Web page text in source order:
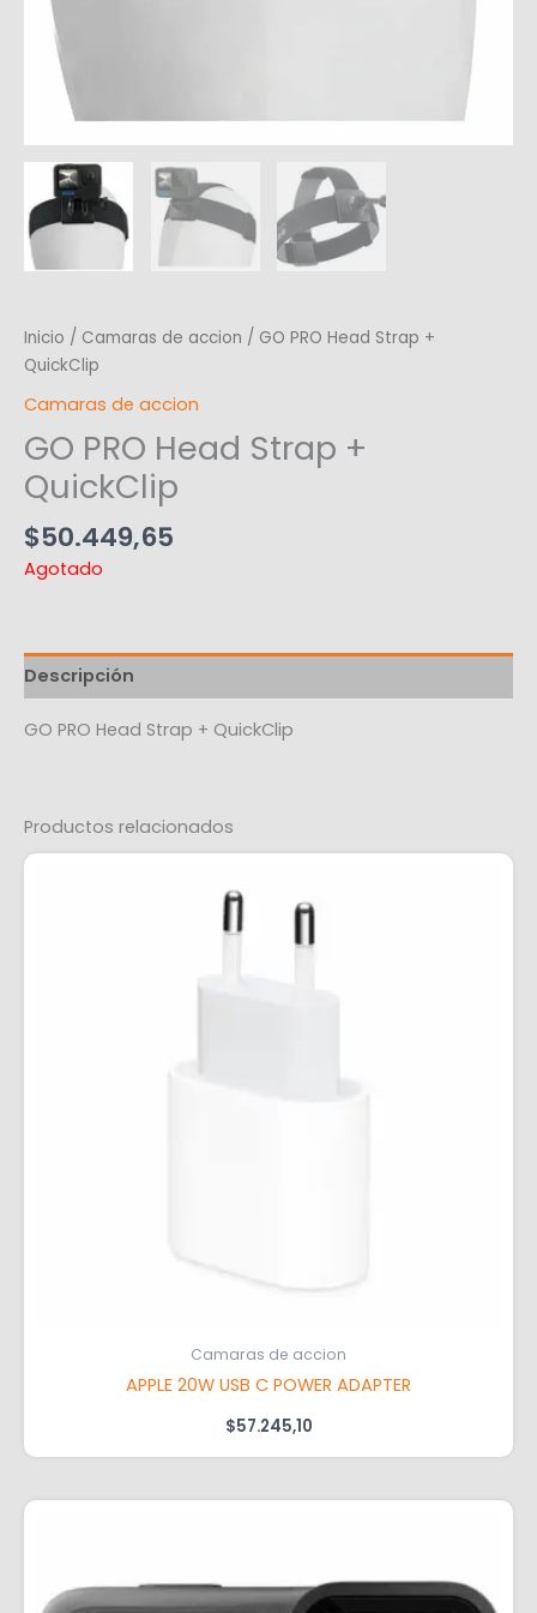
Inicio / Camaras de accion / GO PRO Head Strap +
QuickClip
Camaras de accion
GO PRO Head Strap +
QuickClip
$50.449,65
Agotado
Descripción
GO PRO Head Strap + QuickClip
Productos relacionados
Camaras de accion
APPLE 20W USB C POWER ADAPTER
$57.245,10